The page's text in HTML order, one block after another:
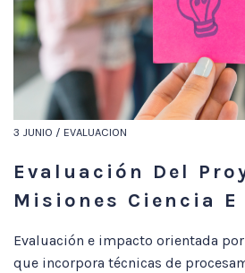
3 JUNIO / EVALUACION
Evaluación Del
Misiones Ciencia
Evaluación e impacto orientada
que incorpora técnicas de